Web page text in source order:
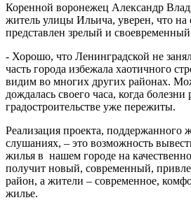
Коренной воронежец Александр
житель улицы Ильича, уверен, что
представлен зрелый и
- Хорошо, что Ленинградской не
часть города избежала хаотичного
видим во многих других районах.
дождалась своего часа, когда
градостроительстве уже пережиты.
Реализация проекта,
слушаниях, – это возможность
жилья в нашем городе на
получит новый, современный,
район, а жители – современное,
жилье.